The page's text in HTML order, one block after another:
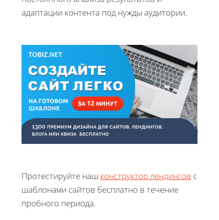
адаптации контента под нужды аудитории.
Протестируйте наш конструктор лендингов с
шаблонами сайтов бесплатно в течение
пробного периода.